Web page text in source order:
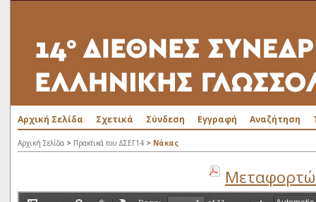
Αρχική Σελίδα Σχετικά Σύνδεση Εγγραφή Αναζήτηση
Αρχική Σελίδα > Πρακτικά του ΔΣΕΓ14 > Νάκας